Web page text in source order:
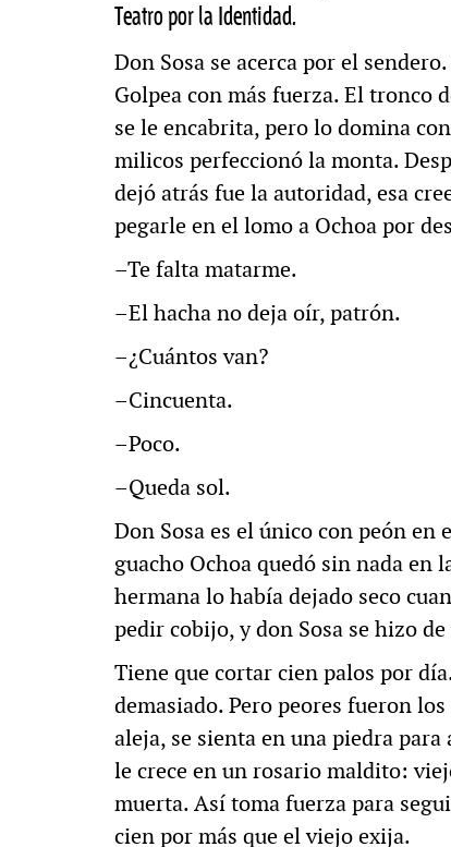
Teatro por la Identidad.
Don Sosa se acerca por el
Golpea con más fuerza. El tronco
se le encabrita, pero lo domina
milicos perfeccionó la monta.
dejó atrás fue la autoridad, esa
pegarle en el lomo a Ochoa por
–Te falta matarme.
–El hacha no deja oír, patrón.
–¿Cuántos van?
–Cincuenta.
–Poco.
–Queda sol.
Don Sosa es el único con peón en
guacho Ochoa quedó sin nada en
hermana lo había dejado seco
pedir cobijo, y don Sosa se hizo
Tiene que cortar cien palos por
demasiado. Pero peores fueron
aleja, se sienta en una piedra
le crece en un rosario maldito:
muerta. Así toma fuerza para
cien por más que el viejo exija.